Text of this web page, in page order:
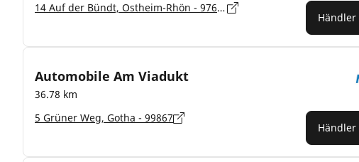
14 Auf der Bündt, Ostheim-Rhön - 97645
Automobile Am Viadukt
36.78 km
5 Grüner Weg, Gotha - 99867